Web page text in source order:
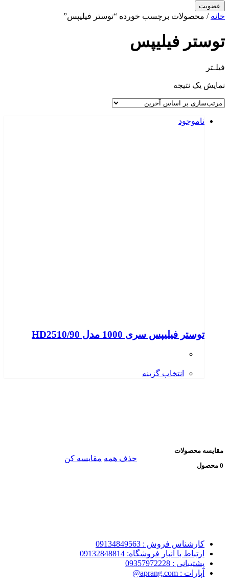
خانه / محصولات برچسب خورده “توستر فيليپس”
توستر فيليپس
فیلـتر
نمایش یک نتیجه
ناموجود
توستر فيليپس سری 1000 مدل HD2510/90
انتخاب گزینه
مقایسه محصولات
0 محصول
حذف همه مقایسه کن
کارشناس فروش : 09134849563
ارتباط با انبار فروشگاه: 09132848814
پشتیبانی : 09357972228
آپارات : aprang.com@